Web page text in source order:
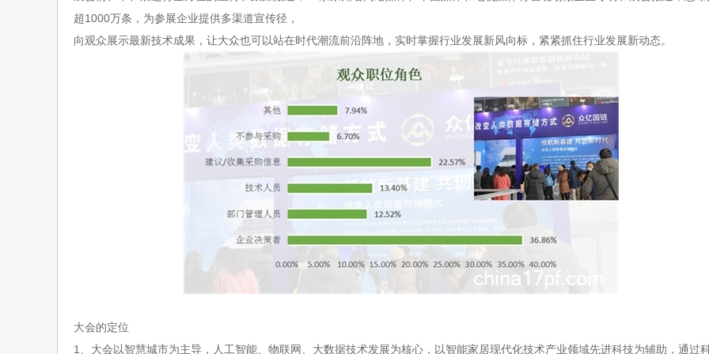
超1000万条， 为参展企业提供多渠道宣传径，
向观众展示最新技术成果，让大众也可以站在时代潮流前沿阵地，实时掌握行业发展新风向标，紧紧抓住行业发展新动态。
大会的定位
1、大会以智慧城市为主导，人工智能、 物联网、大数据技术发展为核心，以智能家居现代化技术产业领域先进科技为辅助 ，通过